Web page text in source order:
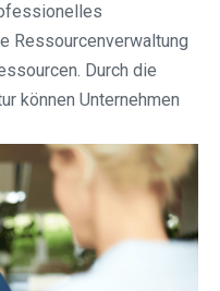
Ressourcenverwaltung
Durch die
können Unternehmen